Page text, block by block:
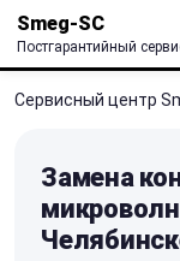
Smeg-SC
Постгарантийный
Сервисный центр
Замена